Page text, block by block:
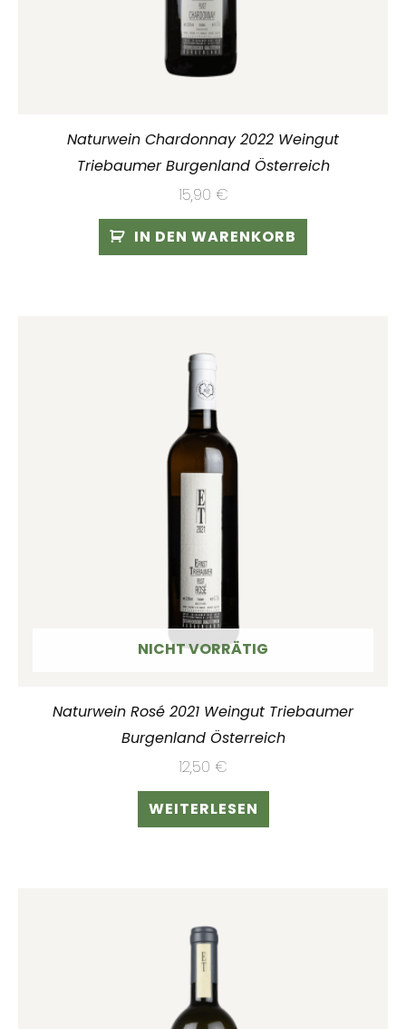
Naturwein Chardonnay 2022 Weingut
Triebaumer Burgenland Österreich
15,90 €
IN DEN WARENKORB
NICHT VORRÄTIG
Naturwein Rosé 2021 Weingut Triebaumer
Burgenland Österreich
12,50 €
WEITERLESEN